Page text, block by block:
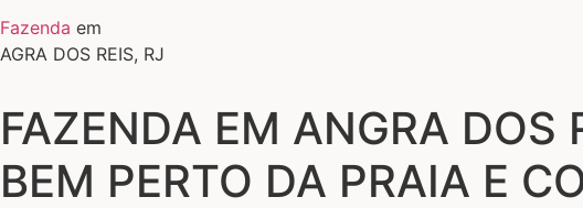
Fazenda em
AGRA DOS REIS, RJ
FAZENDA EM ANGRA DOS
BEM PERTO DA PRAIA E